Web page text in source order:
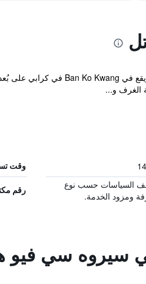
الغرف و...
وقت
السياسات حسب نوع
ومزود الخدمة.
رقم
سيروه سي فيو